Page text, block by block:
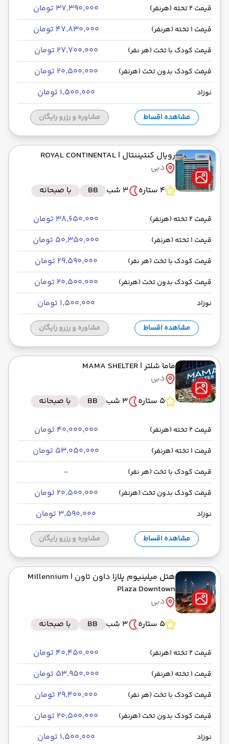
قیمت 2 تخته (هرنفر) ۳۷٬۳۹۰٬۰۰۰ تومان
قیمت 1 تخته (هرنفر) ۴۷٬۸۳۰٬۰۰۰ تومان
قیمت کودک با تخت (هر نفر) ۲۷٬۷۰۰٬۰۰۰ تومان
قیمت کودک بدون تخت (هرنفر) ۲۰٬۵۰۰٬۰۰۰ تومان
نوزاد ۱٬۵۰۰٬۰۰۰ تومان
مشاهده اقساط مشاوره و رزرو رایگان
رویال کنتیننتال | ROYAL CONTINENTAL
دبی
4 ستاره
3 شب BB با صبحانه
قیمت 2 تخته (هرنفر) ۳۸٬۶۵۰٬۰۰۰ تومان
قیمت 1 تخته (هرنفر) ۵۰٬۳۵۰٬۰۰۰ تومان
قیمت کودک با تخت (هر نفر) ۲۹٬۵۹۰٬۰۰۰ تومان
قیمت کودک بدون تخت (هرنفر) ۲۰٬۵۰۰٬۰۰۰ تومان
نوزاد ۱٬۵۰۰٬۰۰۰ تومان
مشاهده اقساط مشاوره و رزرو رایگان
ماما شلتر| MAMA SHELTER
دبی
5 ستاره
3 شب BB با صبحانه
قیمت 2 تخته (هرنفر) ۴۰٬۰۰۰٬۰۰۰ تومان
قیمت 1 تخته (هرنفر) ۵۳٬۰۵۰٬۰۰۰ تومان
قیمت کودک با تخت (هر نفر) -
قیمت کودک بدون تخت (هرنفر) ۲۰٬۵۰۰٬۰۰۰ تومان
نوزاد ۳٬۵۹۰٬۰۰۰ تومان
مشاهده اقساط مشاوره و رزرو رایگان
هتل میلینیوم پلازا داون تاون | Millennium
Plaza Downtown
دبی
5 ستاره
3 شب BB با صبحانه
قیمت 2 تخته (هرنفر) ۴۰٬۴۵۰٬۰۰۰ تومان
قیمت 1 تخته (هرنفر) ۵۳٬۹۵۰٬۰۰۰ تومان
قیمت کودک با تخت (هر نفر) ۲۹٬۴۰۰٬۰۰۰ تومان
قیمت کودک بدون تخت (هرنفر) ۲۰٬۵۰۰٬۰۰۰ تومان
نوزاد ۱٬۵۰۰٬۰۰۰ تومان